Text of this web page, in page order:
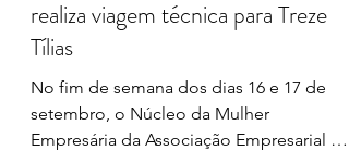
Núcleo da Mulher Empresária
realiza viagem técnica para Treze
Tílias